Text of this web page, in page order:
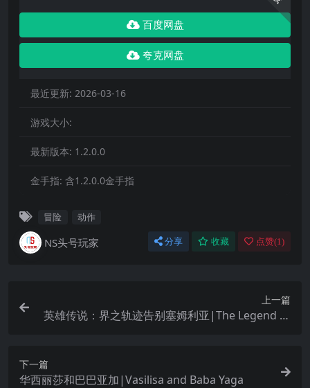
百度网盘
夸克网盘
最近更新: 2026-03-16
游戏大小:
最新版本: 1.2.0.0
金手指: 含1.2.0.0金手指
冒险 动作
NS头号玩家 分享 收藏 点赞(1 )
上一篇
英雄传说：界之轨迹告别塞姆利亚|The Legend of
下一篇
华西丽莎和巴巴亚加|Vasilisa and Baba Yaga